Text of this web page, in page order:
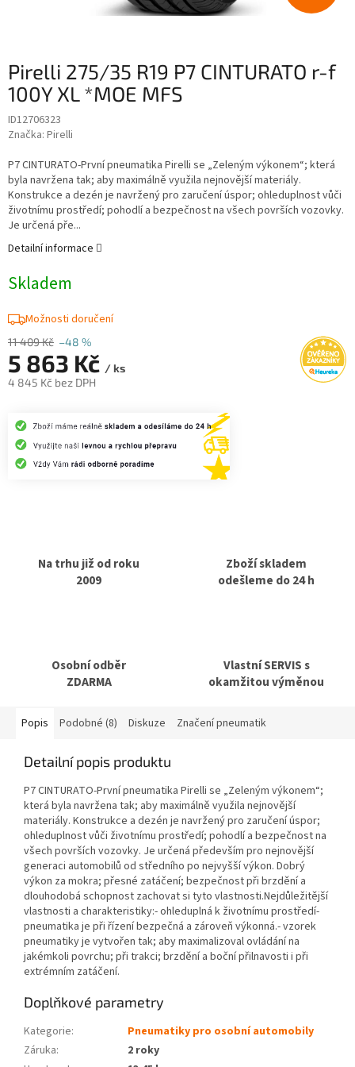
Pirelli 275/35 R19 P7 CINTURATO r-f
100Y XL *MOE MFS
ID12706323
Značka: Pirelli
11 409 Kč –48 %
5 863 Kč / ks
4 845 Kč bez DPH
cena:
Skladem
Možnosti doručení
P7 CINTURATO-První pneumatika Pirelli se „Zeleným výkonem“; která
byla navržena tak; aby maximálně využila nejnovější materiály.
Konstrukce a dezén je navržený pro zaručení úspor; ohleduplnost vůči
životnímu prostředí; pohodlí a bezpečnost na všech površích vozovky.
Je určená pře...
Detailní informace
Na trhu již od roku
2009
Zboží skladem
odešleme do 24 h
Osobní odběr
ZDARMA
Vlastní SERVIS s
okamžitou výměnou
Popis Podobné (8) Diskuze Značení pneumatik
Detailní popis produktu
P7 CINTURATO-První pneumatika Pirelli se „Zeleným výkonem“;
která byla navržena tak; aby maximálně využila nejnovější
materiály. Konstrukce a dezén je navržený pro zaručení úspor;
ohleduplnost vůči životnímu prostředí; pohodlí a bezpečnost na
všech površích vozovky. Je určená především pro nejnovější
generaci automobilů od středního po nejvyšší výkon. Dobrý
výkon za mokra; přesné zatáčení; bezpečnost při brzdění a
dlouhodobá schopnost zachovat si tyto vlastnosti.Nejdůležitější
vlastnosti a charakteristiky:- ohleduplná k životnímu prostředí-
pneumatika je při řízení bezpečná a zároveň výkonná.- vzorek
pneumatiky je vytvořen tak; aby maximalizoval ovládání na
jakémkoli povrchu; při trakci; brzdění a boční přilnavosti i při
extrémním zatáčení.
Doplňkové parametry
Kategorie:
Pneumatiky pro osobní automobily
Záruka:
2 roky